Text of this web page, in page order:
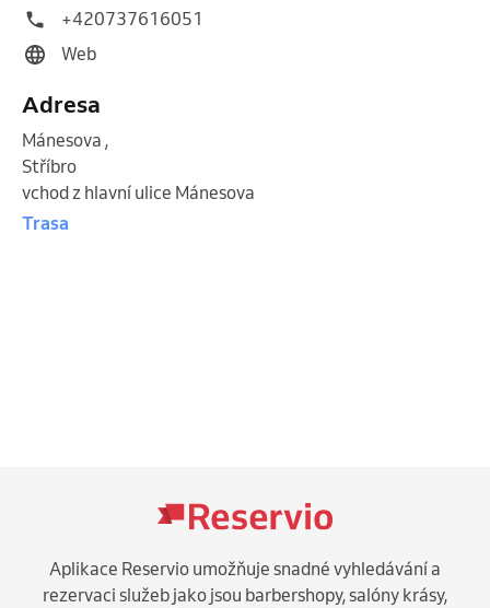
+420737616051
Web
Adresa
Mánesova ,
Stříbro
vchod z hlavní ulice Mánesova
Trasa
Aplikace Reservio umožňuje snadné vyhledávání a
rezervaci služeb jako jsou barbershopy, salóny krásy,